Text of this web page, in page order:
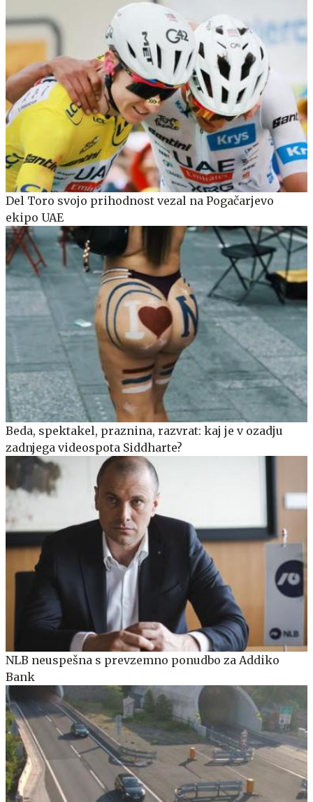
Del Toro svojo prihodnost vezal na Pogačarjevo
ekipo UAE
Beda, spektakel, praznina, razvrat: kaj je v ozadju
zadnjega videospota Siddharte?
NLB neuspešna s prevzemno ponudbo za Addiko
Bank